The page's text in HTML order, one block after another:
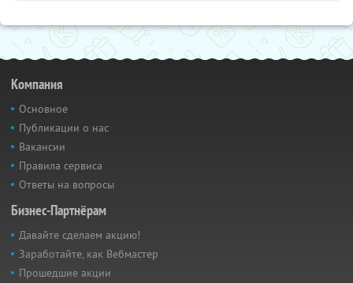
Компания
Основное
Публикации о нас
Вакансии
Правила сервиса
Ответы на вопросы
Бизнес-Партнёрам
Давайте сделаем акцию!
Заработайте, как Вебмастер
Прошедшие акции